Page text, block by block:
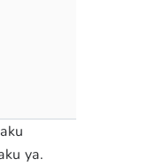
ya.